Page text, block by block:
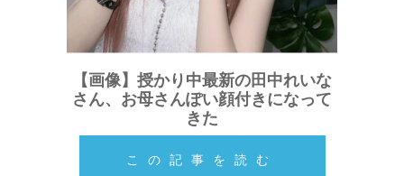
【画像】授かり中最新の田中れいな
さん、お母さんぽい顔付きになって
きた
この記事を読む